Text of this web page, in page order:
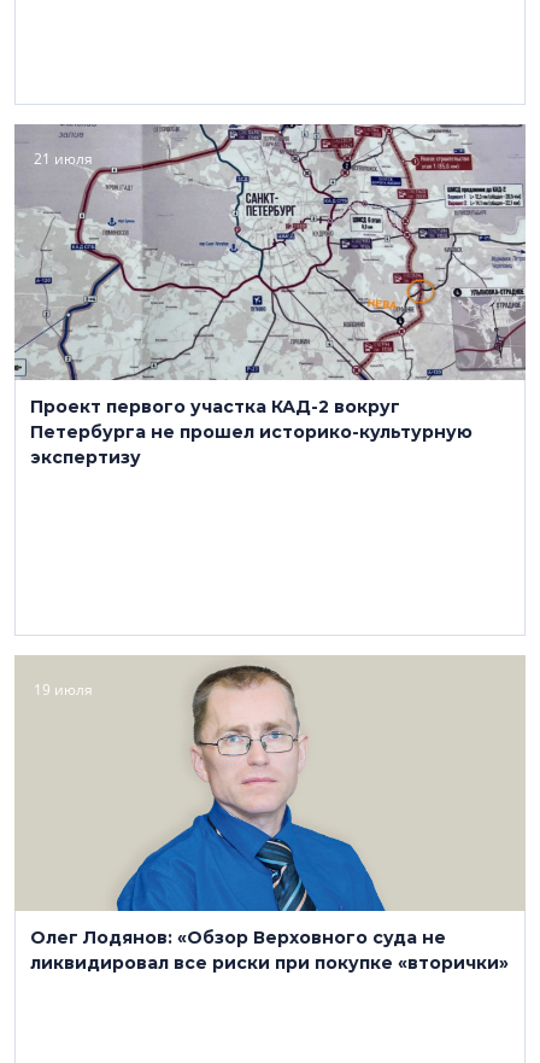
21 июля
Проект первого участка КАД-2 вокруг
Петербурга не прошел историко-культурную
экспертизу
19 июля
Олег Лодянов: «Обзор Верховного суда не
ликвидировал все риски при покупке «вторички»